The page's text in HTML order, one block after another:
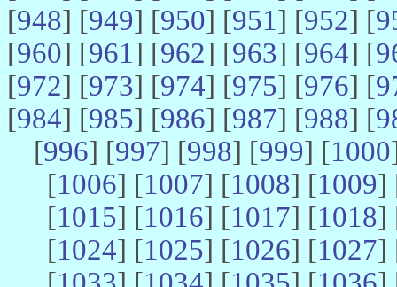
[948] [949] [950] [951] [952] [
[960] [961] [962] [963] [964] [
[972] [973] [974] [975] [976] [
[984] [985] [986] [987] [988] [
[996] [997] [998] [999] [1000
[1006] [1007] [1008] [1009]
[1015] [1016] [1017] [1018]
[1024] [1025] [1026] [1027]